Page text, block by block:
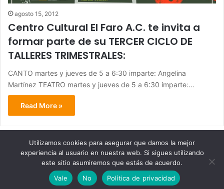
agosto 15, 2012
Centro Cultural El Faro A.C. te invita a
formar parte de su TERCER CICLO DE
TALLERES TRIMESTRALES:
CANTO martes y jueves de 5 a 6:30 imparte: Angelina
Martínez TEATRO martes y jueves de 5 a 6:30 imparte:…
Read More »
© Copyright 2026, Todos los derechos reservados - Metrópoli
San Luis 2013 |
Utilizamos cookies para asegurar que damos la mejor
experiencia al usuario en nuestra web. Si sigues utilizando
este sitio asumiremos que estás de acuerdo.
Vale
No Política de privacidad